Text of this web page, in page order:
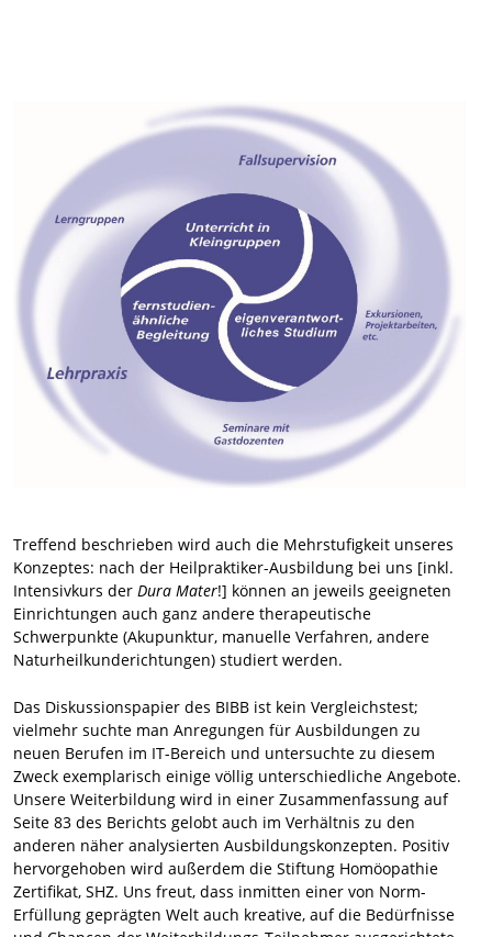
Treffend beschrieben wird auch die Mehrstufigkeit unseres
Konzeptes: nach der Heilpraktiker-Ausbildung bei uns [inkl.
Intensivkurs der Dura Mater!] können an jeweils geeigneten
Einrichtungen auch ganz andere therapeutische
Schwerpunkte (Akupunktur, manuelle Verfahren, andere
Naturheilkunderichtungen) studiert werden.
Das Diskussionspapier des BIBB ist kein Vergleichstest;
vielmehr suchte man Anregungen für Ausbildungen zu
neuen Berufen im IT-Bereich und untersuchte zu diesem
Zweck exemplarisch einige völlig unterschiedliche Angebote.
Unsere Weiterbildung wird in einer Zusammenfassung auf
Seite 83 des Berichts gelobt auch im Verhältnis zu den
anderen näher analysierten Ausbildungskonzepten. Positiv
hervorgehoben wird außerdem die Stiftung Homöopathie
Zertifikat, SHZ. Uns freut, dass inmitten einer von Norm-
Erfüllung geprägten Welt auch kreative, auf die Bedürfnisse